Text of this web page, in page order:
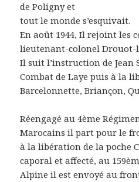
de Poligny et
tout le monde s’esquivait.
En août 1944, Il rejoint les
lieutenant-colonel Drouot-
Il suit l’instruction de Jean
Combat de Laye puis à la
Barcelonnette, Briançon,
Réengagé au 4ème
Marocains il part pour le
à la libération de la poche
caporal et affecté, au
Alpine il est envoyé au